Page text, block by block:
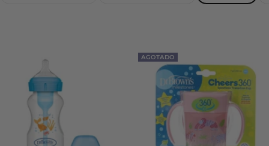
AGOTADO